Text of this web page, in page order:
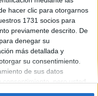
hacer clic para otorgarnos
1731 socios para
previamente descrito. De
denegar su
más detallada y
su consentimiento.
de sus datos
pero usted
Sus
|Anúnciate
generales
- Diego de León 47 - 28006
91 593 2767